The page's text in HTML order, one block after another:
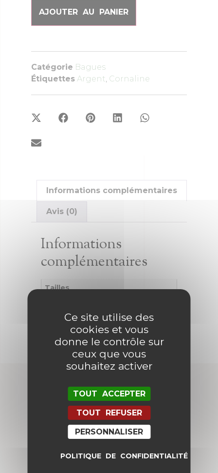
AJOUTER AU PANIER
Catégorie Bagues
Étiquettes Argent, Cornaline
Informations complémentaires
Avis (0)
Informations
complémentaires
Tailles
Produits similaires
Promo ! Promo !
Ce site utilise des
cookies et vous
donne le contrôle sur
ceux que vous
souhaitez activer
TOUT ACCEPTER
TOUT REFUSER
PERSONNALISER
POLITIQUE DE CONFIDENTIALITÉ